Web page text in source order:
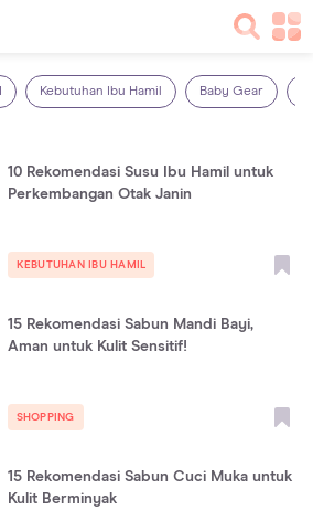
Kebutuhan Ibu Hamil Baby Gear
10 Rekomendasi Susu Ibu Hamil untuk
Perkembangan Otak Janin
KEBUTUHAN IBU HAMIL
15 Rekomendasi Sabun Mandi Bayi,
Aman untuk Kulit Sensitif!
SHOPPING
15 Rekomendasi Sabun Cuci Muka untuk
Kulit Berminyak